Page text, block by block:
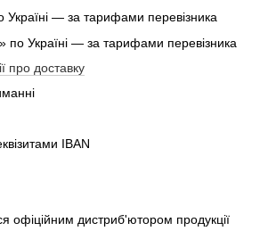
Україні — за тарифами перевізника
по Україні — за тарифами перевізника
про доставку
IBAN
офіційним дистриб'ютором продукції